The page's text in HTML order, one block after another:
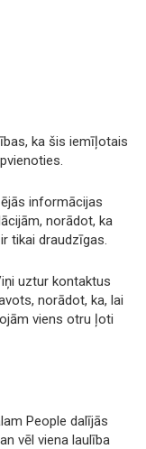
ka šis iemīļotais
informācijas
norādot, ka
tikai draudzīgas.
uztur kontaktus
norādot, ka, lai
viens otru ļoti
People dalījās
vēl viena laulība